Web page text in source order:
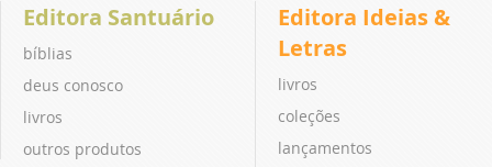
Editora Santuário
bíblias
deus conosco
livros
outros produtos
Editora Ideias &
Letras
livros
coleções
lançamentos